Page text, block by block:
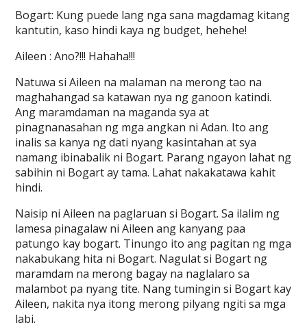
Bogart: Kung puede lang nga sana magdamag kitang
kantutin, kaso hindi kaya ng budget, hehehe!
Aileen : Ano?!!! Hahaha!!!
Natuwa si Aileen na malaman na merong tao na
maghahangad sa katawan nya ng ganoon katindi.
Ang maramdaman na maganda sya at
pinagnanasahan ng mga angkan ni Adan. Ito ang
inalis sa kanya ng dati nyang kasintahan at sya
namang ibinabalik ni Bogart. Parang ngayon lahat ng
sabihin ni Bogart ay tama. Lahat nakakatawa kahit
hindi.
Naisip ni Aileen na paglaruan si Bogart. Sa ilalim ng
lamesa pinagalaw ni Aileen ang kanyang paa
patungo kay bogart. Tinungo ito ang pagitan ng mga
nakabukang hita ni Bogart. Nagulat si Bogart ng
maramdam na merong bagay na naglalaro sa
malambot pa nyang tite. Nang tumingin si Bogart kay
Aileen, nakita nya itong merong pilyang ngiti sa mga
labi.